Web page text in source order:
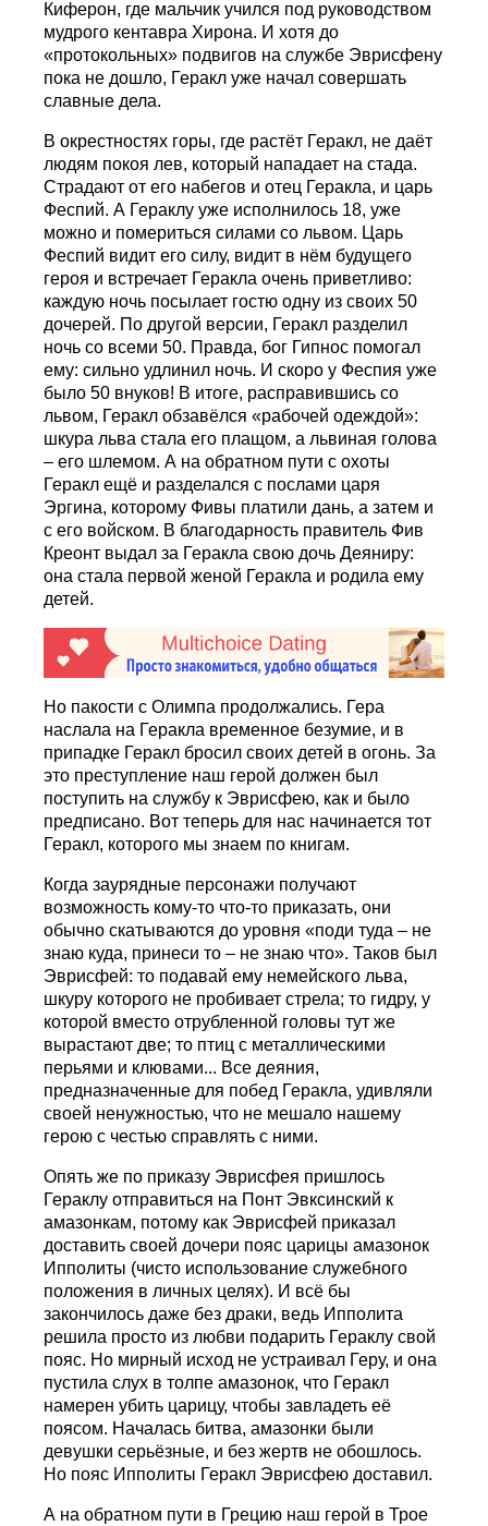
Киферон, где мальчик учился под руководством
мудрого кентавра Хирона. И хотя до
«протокольных» подвигов на службе Эврисфену
пока не дошло, Геракл уже начал совершать
славные дела.
В окрестностях горы, где растёт Геракл, не даёт
людям покоя лев, который нападает на стада.
Страдают от его набегов и отец Геракла, и царь
Феспий. А Гераклу уже исполнилось 18, уже
можно и помериться силами со львом. Царь
Феспий видит его силу, видит в нём будущего
героя и встречает Геракла очень приветливо:
каждую ночь посылает гостю одну из своих 50
дочерей. По другой версии, Геракл разделил
ночь со всеми 50. Правда, бог Гипнос помогал
ему: сильно удлинил ночь. И скоро у Феспия уже
было 50 внуков! В итоге, расправившись со
львом, Геракл обзавёлся «рабочей одеждой»:
шкура льва стала его плащом, а львиная голова
– его шлемом. А на обратном пути с охоты
Геракл ещё и разделался с послами царя
Эргина, которому Фивы платили дань, а затем и
с его войском. В благодарность правитель Фив
Креонт выдал за Геракла свою дочь Деяниру:
она стала первой женой Геракла и родила ему
детей.
Но пакости с Олимпа продолжались. Гера
наслала на Геракла временное безумие, и в
припадке Геракл бросил своих детей в огонь. За
это преступление наш герой должен был
поступить на службу к Эврисфею, как и было
предписано. Вот теперь для нас начинается тот
Геракл, которого мы знаем по книгам.
Когда заурядные персонажи получают
возможность кому-то что-то приказать, они
обычно скатываются до уровня «поди туда – не
знаю куда, принеси то – не знаю что». Таков был
Эврисфей: то подавай ему немейского льва,
шкуру которого не пробивает стрела; то гидру, у
которой вместо отрубленной головы тут же
вырастают две; то птиц с металлическими
перьями и клювами... Все деяния,
предназначенные для побед Геракла, удивляли
своей ненужностью, что не мешало нашему
герою с честью справлять с ними.
Опять же по приказу Эврисфея пришлось
Гераклу отправиться на Понт Эвксинский к
амазонкам, потому как Эврисфей приказал
доставить своей дочери пояс царицы амазонок
Ипполиты (чисто использование служебного
положения в личных целях). И всё бы
закончилось даже без драки, ведь Ипполита
решила просто из любви подарить Гераклу свой
пояс. Но мирный исход не устраивал Геру, и она
пустила слух в толпе амазонок, что Геракл
намерен убить царицу, чтобы завладеть её
поясом. Началась битва, амазонки были
девушки серьёзные, и без жертв не обошлось.
Но пояс Ипполиты Геракл Эврисфею доставил.
А на обратном пути в Грецию наш герой в Трое